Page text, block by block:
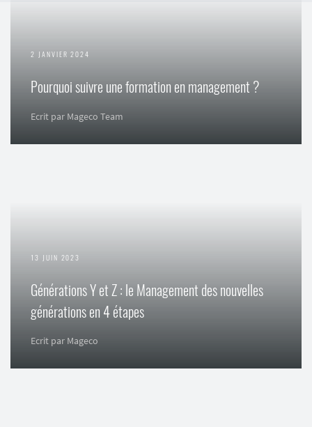
2 JANVIER 2024
Pourquoi suivre une formation en management ?
Ecrit par Mageco Team
13 JUIN 2023
Générations Y et Z : le Management des nouvelles
générations en 4 étapes
Ecrit par Mageco